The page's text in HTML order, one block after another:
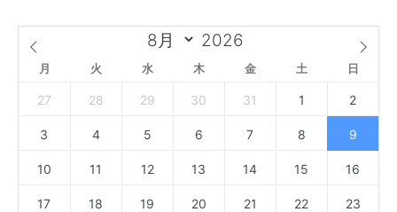
月 火 水 木 金 土 日
27 28 29 30 31 1 2
3 4 5 6 7 8 9
10 11 12 13 14 15 16
17 18 19 20 21 22 23